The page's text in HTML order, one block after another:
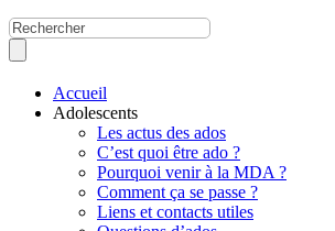
Accueil
Adolescents
Les actus des ados
C’est quoi être ado ?
Pourquoi venir à la MDA ?
Comment ça se passe ?
Liens et contacts utiles